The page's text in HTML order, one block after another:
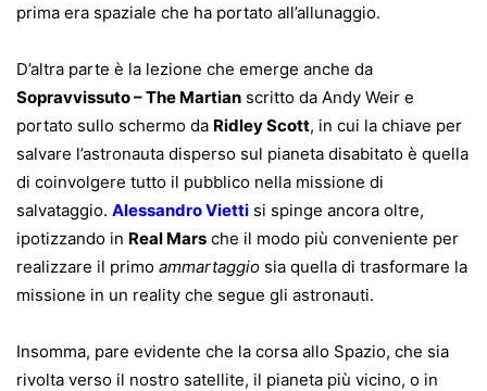
prima era spaziale che ha portato all’allunaggio.
D’altra parte è la lezione che emerge anche da
Sopravvissuto – The Martian scritto da Andy Weir e
portato sullo schermo da Ridley Scott, in cui la chiave per
salvare l’astronauta disperso sul pianeta disabitato è quella
di coinvolgere tutto il pubblico nella missione di
salvataggio. Alessandro Vietti si spinge ancora oltre,
ipotizzando in Real Mars che il modo più conveniente per
realizzare il primo ammartaggio sia quella di trasformare la
missione in un reality che segue gli astronauti.
Insomma, pare evidente che la corsa allo Spazio, che sia
rivolta verso il nostro satellite, il pianeta più vicino, o in